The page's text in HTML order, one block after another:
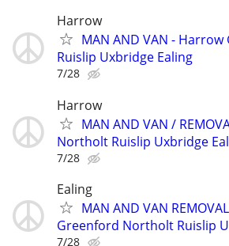
Harrow
MAN AND VAN -
Ruislip Uxbridge Ealing
7/28
Harrow
MAN AND VAN /
Northolt Ruislip Uxbridge
7/28
Ealing
MAN AND VAN
Greenford Northolt Ruislip
7/28